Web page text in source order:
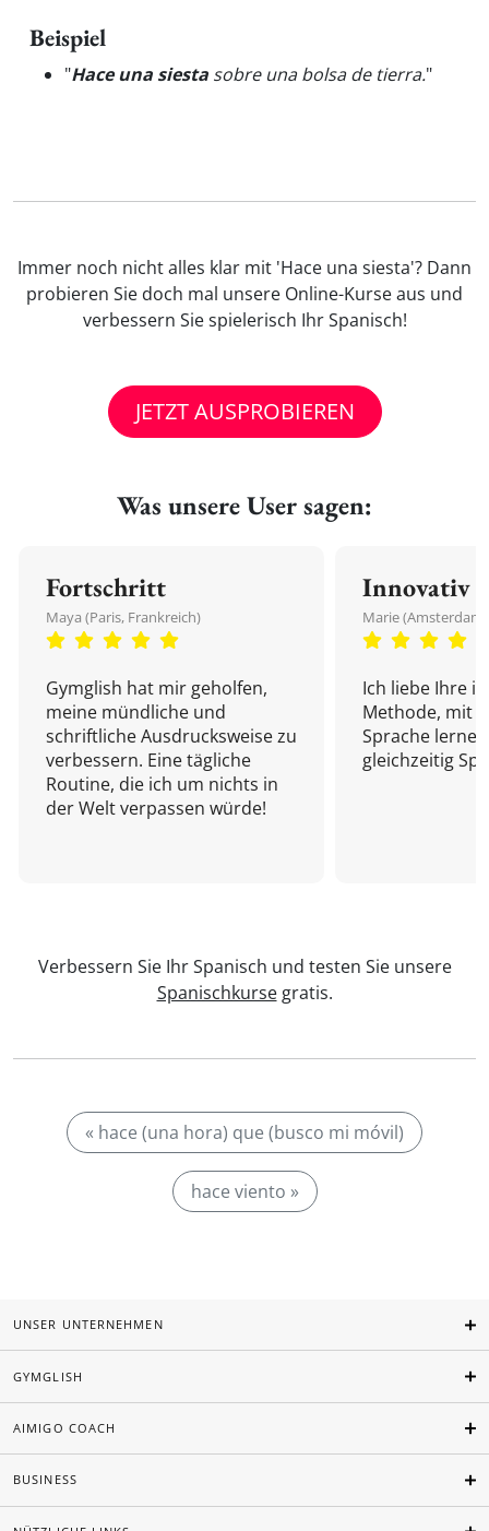
Beispiel
"Hace una siesta sobre una bolsa de tierra."
Immer noch nicht alles klar mit 'Hace una siesta'? Dann
probieren Sie doch mal unsere Online-Kurse aus und
verbessern Sie spielerisch Ihr Spanisch!
JETZT AUSPROBIEREN
Was unsere User sagen:
Fortschritt
Maya (Paris, Frankreich)
Gymglish hat mir geholfen,
meine mündliche und
schriftliche Ausdrucksweise zu
verbessern. Eine tägliche
Routine, die ich um nichts in
der Welt verpassen würde!
Innovativ
Marie
Ich liebe Ihre
Methode, mit
Sprache
gleichzeitig
Verbessern Sie Ihr Spanisch und testen Sie unsere
Spanischkursegratis.
« hace (una hora) que (busco mi móvil)
hace viento »
UNSER UNTERNEHMEN
GYMGLISH
AIMIGO COACH
BUSINESS